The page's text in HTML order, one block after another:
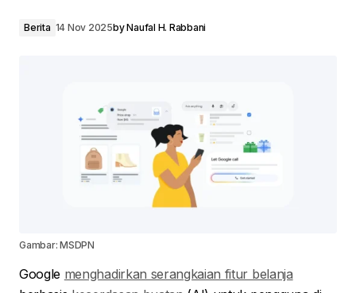
Berita 14 Nov 2025byNaufal H. Rabbani
Gambar: MSDPN
Google menghadirkan serangkaian fitur belanja